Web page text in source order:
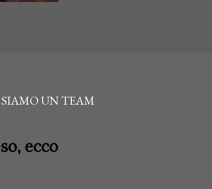
UN TEAM
ecco